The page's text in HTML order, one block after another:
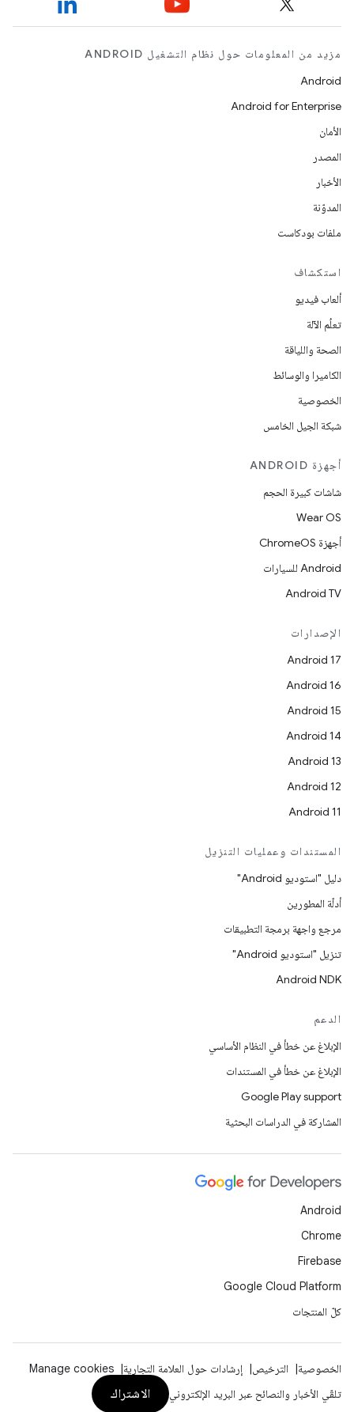
مزيد من المعلومات حول نظام التشغيل ANDROID
Android
Android for Enterprise
الأمان
المصدر
الأخبار
المدوّنة
ملفات بودكاست
استكشاف
ألعاب فيديو
تعلُم الآلة
الصحة واللياقة
الكاميرا والوسائط
الخصوصية
شبكة الجيل الخامس
أجهزة ANDROID
شاشات كبيرة الحجم
Wear OS
أجهزة ChromeOS
Android للسيارات
Android TV
الإصدارات
Android 17
Android 16
Android 15
Android 14
Android 13
Android 12
Android 11
المستندات وعمليات التنزيل
دليل "استوديو Android"
أدلّة المطورين
مرجع واجهة برمجة التطبيقات
تنزيل "استوديو Android"
Android NDK
الدعم
الإبلاغ عن خطأ في النظام الأساسي
الإبلاغ عن خطأ في المستندات
Google Play support
المشاركة في الدراسات البحثية
Android
Chrome
Firebase
Google Cloud Platform
كلّ المنتجات
الخصوصية الترخيص إرشادات حول العلامة التجارية
Manage cookies
تلقّي الأخبار والنصائح عبر البريد الإلكتروني
الاشتراك